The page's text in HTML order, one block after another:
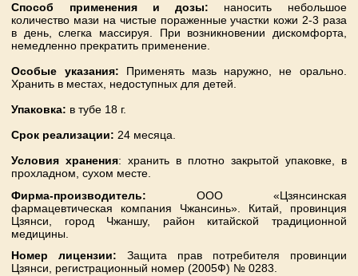
Способ применения и дозы: наносить небольшое
количество мази на чистые пораженные участки кожи 2-3 раза
в день, слегка массируя. При возникновении дискомфорта,
немедленно прекратить применение.
Особые указания: Применять мазь наружно, не орально.
Хранить в местах, недоступных для детей.
Упаковка: в тубе 18 г.
Срок реализации:24 месяца.
Условия хранения: хранить в плотно закрытой упаковке, в
прохладном, сухом месте.
Фирма-производитель: ООО «Цзянсинская
фармацевтическая компания Чжансинь». Китай, провинция
Цзянси, город Чжаншу, район китайской традиционной
медицины.
Номер лицензии: Защита прав потребителя провинции
Цзянси, регистрационный номер (2005Ф) № 0283.